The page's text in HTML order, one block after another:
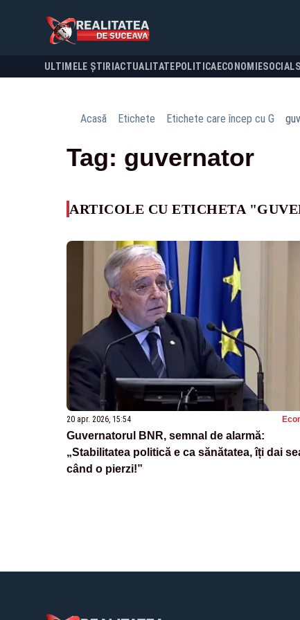
ULTIMELE ȘTIRI ACTUALITATE POLITICA ECONOMIESOCIAL
Acasă Etichete Etichete care încep cu G
Tag: guvernator
ARTICOLE CU ETICHETA
20 apr. 2026, 15:54
Guvernatorul BNR, semnal de alarmă:
„Stabilitatea politică e ca sănătatea, îți dai
când o pierzi!”